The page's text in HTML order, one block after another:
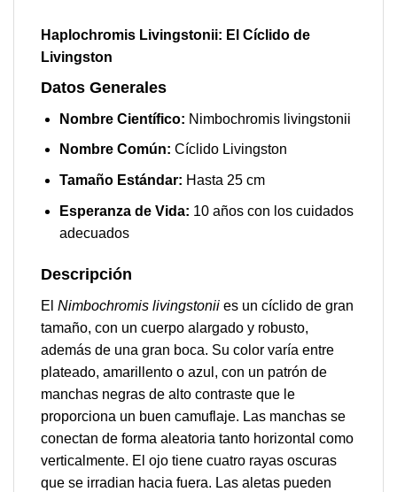
Haplochromis Livingstonii: El Cíclido de
Livingston
Datos Generales
Nombre Científico: Nimbochromis livingstonii
Nombre Común: Cíclido Livingston
Tamaño Estándar: Hasta 25 cm
Esperanza de Vida: 10 años con los cuidados
adecuados
Descripción
El Nimbochromis livingstonii es un cíclido de gran
tamaño, con un cuerpo alargado y robusto,
además de una gran boca. Su color varía entre
plateado, amarillento o azul, con un patrón de
manchas negras de alto contraste que le
proporciona un buen camuflaje. Las manchas se
conectan de forma aleatoria tanto horizontal como
verticalmente. El ojo tiene cuatro rayas oscuras
que se irradian hacia fuera. Las aletas pueden